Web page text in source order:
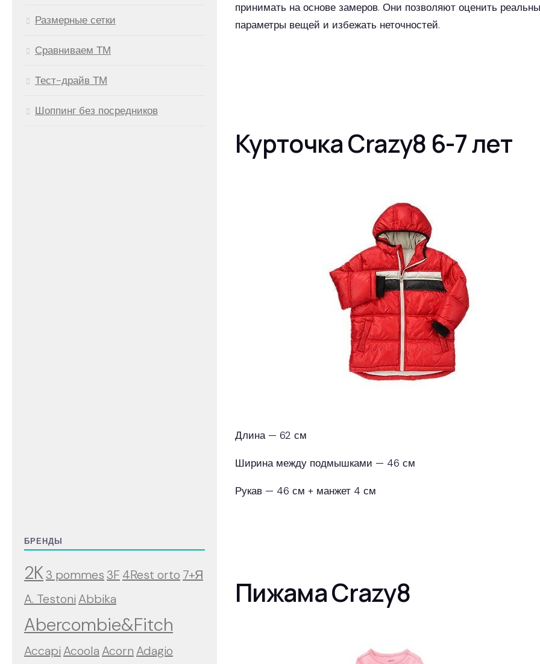
принимать на основе замеров. Они позволяют оценить
параметры вещей и избежать неточностей.
Курточка Crazy8 6-7 лет
Длина — 62 см
Ширина между подмышками — 46 см
Рукав — 46 см + манжет 4 см
Пижама Crazy8
Размерные сетки
Сравниваем ТМ
Тест-драйв ТМ
Шоппинг без посредников
БРЕНДЫ
2K3 pommes3F 4Rest orto 7+Я
A. Testoni Abbika
Abercombie&Fitch
Accapi Acoola Acorn Adagio